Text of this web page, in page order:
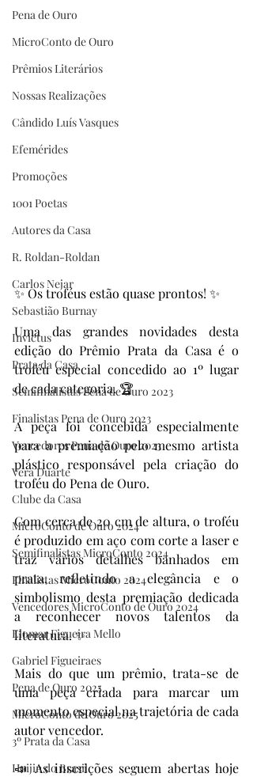
Pena de Ouro
MicroConto de Ouro
Prêmios Literários
Nossas Realizações
Cândido Luís Vasques
Efemérides
Promoções
1001 Poetas
Autores da Casa
R. Roldan-Roldan
Carlos Nejar
Sebastião Burnay
Invictus
Prata da Casa
Semifinalistas Pena de Ouro 2023
Finalistas Pena de Ouro 2023
Vencedores Pena de Ouro 2023
Vera Duarte
Clube da Casa
MicroConto de Ouro 2024
Semifinalistas MicroConto 2024
Finalistas MicroConto 2024
Vencedores MicroConto de Ouro 2024
Elomar Figueira Mello
Gabriel Figueiraes
Pena de Ouro 2025
MicroConto de Ouro 2025
3º Prata da Casa
Haijin do Brasil
✨ Os troféus estão quase prontos! ✨
Uma das grandes novidades desta
edição do Prêmio Prata da Casa é o
troféu especial concedido ao 1º lugar
de cada categoria. 🏆
A peça foi concebida especialmente
para a premiação pelo mesmo artista
plástico responsável pela criação do
troféu do Pena de Ouro.
Com cerca de 20 cm de altura, o troféu
é produzido em aço com corte a laser e
traz vários detalhes banhados em
prata, refletindo a elegância e o
simbolismo desta premiação dedicada
a reconhecer novos talentos da
literatura. ✨
Mais do que um prêmio, trata-se de
uma peça criada para marcar um
momento especial na trajetória de cada
autor vencedor.
📣 As inscrições seguem abertas hoje